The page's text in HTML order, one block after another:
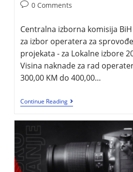
0 Comments
Centralna izborna komisija
za izbor operatera za
projekata - za Lokalne izbore
Visina naknade za rad
300,00 KM do 400,00…
Continue Reading